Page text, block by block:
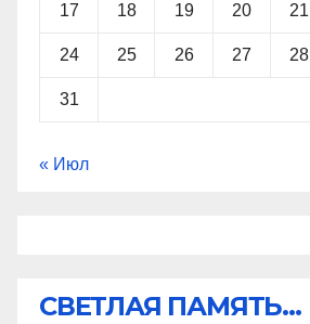
17 18 19 20 21
24 25 26 27 28
31
« Июл
СВЕТЛАЯ ПАМЯТЬ...